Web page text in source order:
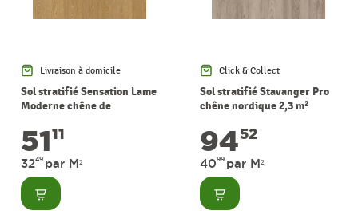
Livraison à domicile
Sol stratifié Sensation Lame
Moderne chêne de
5111
3249 par M²
Consulter
Click & Collect
Sol stratifié Stavanger Pro
chêne nordique 2,3 m²
9452
4099 par M²
Consulter